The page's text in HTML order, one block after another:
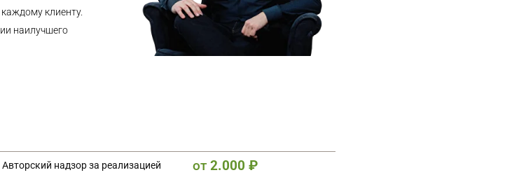
клиенту.
наилучшего
Авторский надзор за реализацией
от 2.000 ₽